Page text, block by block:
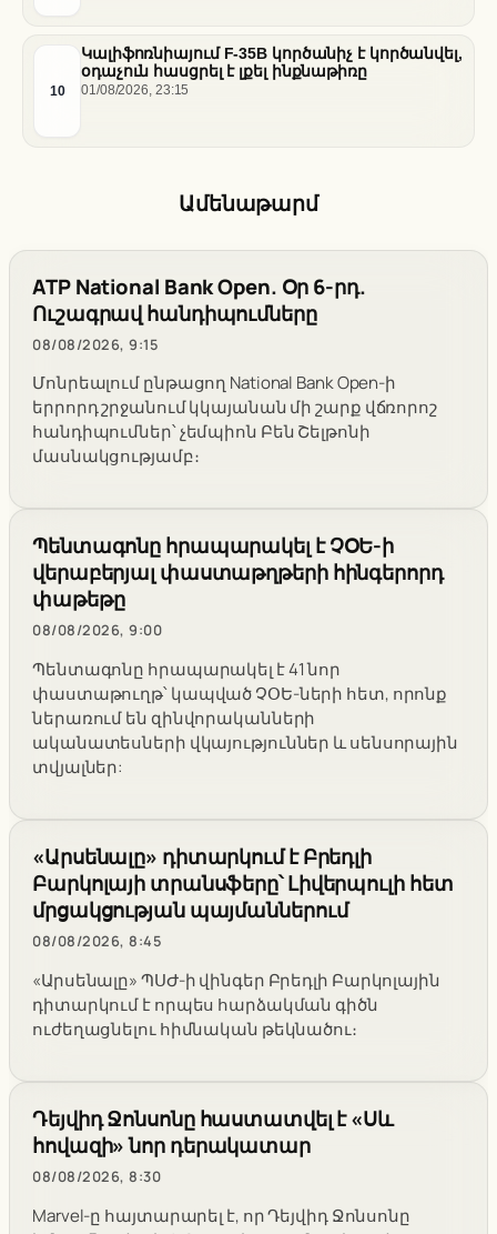
10
Կալիֆոռնիայում F-35B կործանիչ է կործանվել,
օդաչուն հասցրել է լքել ինքնաթիռը
01/08/2026, 23:15
Ամենաթարմ
ATP National Bank Open. Օր 6-րդ.
Ուշագրավ հանդիպումները
08/08/2026, 9:15
Մոնրեալում ընթացող National Bank Open-ի
երրորդ շրջանում կկայանան մի շարք վճռորոշ
հանդիպումներ՝ չեմպիոն Բեն Շելթոնի
մասնակցությամբ։
Պենտագոնը հրապարակել է ՉՕԵ-ի
վերաբերյալ փաստաթղթերի հինգերորդ
փաթեթը
08/08/2026, 9:00
Պենտագոնը հրապարակել է 41 նոր
փաստաթուղթ՝ կապված ՉՕԵ-ների հետ, որոնք
ներառում են զինվորականների
ականատեսների վկայություններ և սենսորային
տվյալներ:
«Արսենալը» դիտարկում է Բրեդլի
Բարկոլայի տրանսֆերը՝ Լիվերպուլի հետ
մրցակցության պայմաններում
08/08/2026, 8:45
«Արսենալը» ՊՍԺ-ի վինգեր Բրեդլի Բարկոլային
դիտարկում է որպես հարձակման գիծն
ուժեղացնելու հիմնական թեկնածու։
Դեյվիդ Ջոնսոնը հաստատվել է «Սև
հովազի» նոր դերակատար
08/08/2026, 8:30
Marvel-ը հայտարարել է, որ Դեյվիդ Ջոնսոնը